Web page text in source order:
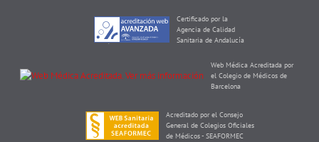
Certificado por la
Agencia de Calidad
Sanitaria de Andalucía
Web Médica Acreditada por
el Colegio de Médicos de
Barcelona
Acreditado por el Consejo
General de Colegios Oficiales
de Médicos - SEAFORMEC